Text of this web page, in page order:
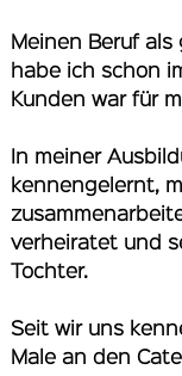
Meinen Beruf
habe ich schon
Kunden war für
In meiner
kennengelernt,
verheiratet und
Tochter.
Seit wir uns
Male an den